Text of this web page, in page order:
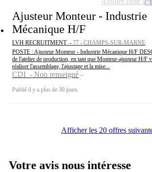
Ajusteur Monteur - Industrie
Mécanique H/F
LVH RECRUITMENT - 77 - CHAMPS-SUR-MARNE
POSTE : Ajusteur Monteur - Industrie Mécanique H/F
de l'atelier de production, en tant que Monteur-ajusteur H/F
réaliser l'assemblage, l'ajustage et la mise...
CDI - Non renseigné
Publié il y a plus de 30 jours
Afficher les 20 offres
Votre avis nous intéresse